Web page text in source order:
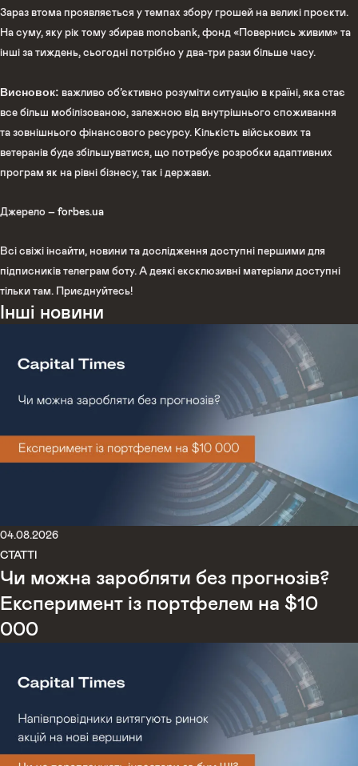
Зараз втома проявляється у темпах збору грошей на великі проєкти.
На суму, яку рік тому збирав monobank, фонд «Повернись живим» та
інші за тиждень, сьогодні потрібно у два-три рази більше часу.
Висновок: важливо об’єктивно розуміти ситуацію в країні, яка стає
все більш мобілізованою, залежною від внутрішнього споживання
та зовнішнього фінансового ресурсу. Кількість військових та
ветеранів буде збільшуватися, що потребує розробки адаптивних
програм як на рівні бізнесу, так і держави.
Джерело – forbes.ua
Всі свіжі інсайти, новини та дослідження доступні першими для
підписників телеграм боту. А деякі ексклюзивні матеріали доступні
тільки там. Приєднуйтесь!
Інші новини
04.08.2026
СТАТТІ
Чи можна заробляти без прогнозів?
Експеримент із портфелем на $10
000